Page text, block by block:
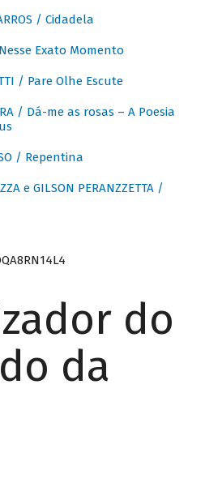
/ Cidadela
Exato Momento
/ Pare Olhe Escute
/ Dá-me as rosas – A Poesia
/ Repentina
e GILSON PERANZZETTA /
do
da